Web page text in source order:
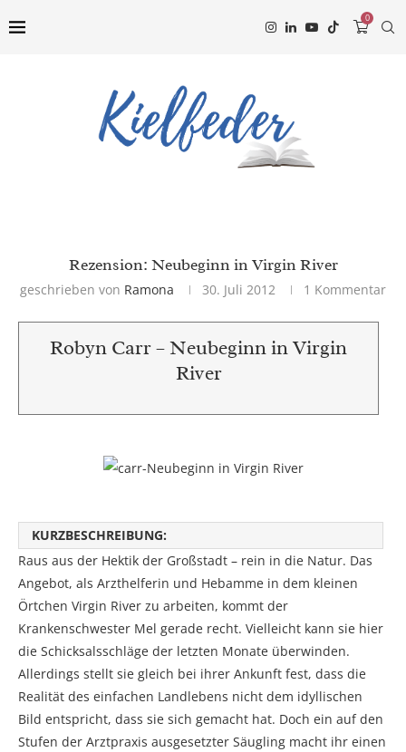
0
Rezension: Neubeginn in Virgin River
geschrieben von Ramona 30. Juli 2012 1 Kommentar
Robyn Carr – Neubeginn in Virgin
River
KURZBESCHREIBUNG:
Raus aus der Hektik der Großstadt – rein in die Natur. Das
Angebot, als Arzthelferin und Hebamme in dem kleinen
Örtchen Virgin River zu arbeiten, kommt der
Krankenschwester Mel gerade recht. Vielleicht kann sie hier
die Schicksalsschläge der letzten Monate überwinden.
Allerdings stellt sie gleich bei ihrer Ankunft fest, dass die
Realität des einfachen Landlebens nicht dem idyllischen
Bild entspricht, dass sie sich gemacht hat. Doch ein auf den
Stufen der Arztpraxis ausgesetzter Säugling macht ihr einen